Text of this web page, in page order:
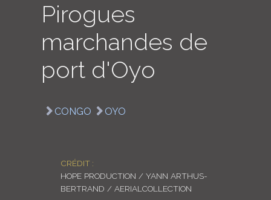
ENGLISH
Pirogues
marchandes de
port d'Oyo
CONGO OYO
CRÉDIT :
HOPE PRODUCTION / YANN ARTHUS-
BERTRAND / AERIALCOLLECTION